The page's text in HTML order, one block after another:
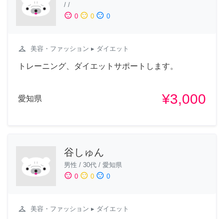
/ /
sentiment_satisfied 0 sentiment_neutral 0 sentiment_dissatisfied 0
checkroom 美容・ファッション ▸ ダイエット
トレーニング、ダイエットサポートします。
愛知県 ¥3,000
谷しゅん
男性 / 30代 / 愛知県
sentiment_satisfied 0 sentiment_neutral 0 sentiment_dissatisfied 0
checkroom 美容・ファッション ▸ ダイエット